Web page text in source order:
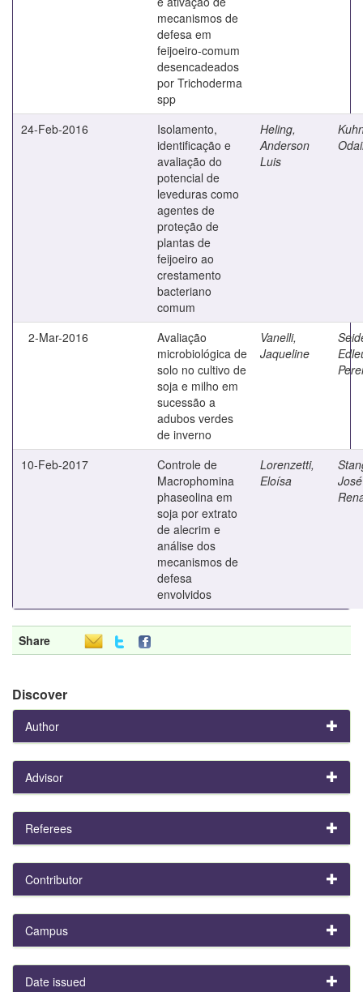
mecanismos de
defesa em
feijoeiro-comum
desencadeados
por Trichoderma
spp
24-Feb-2016
Isolamento,
identificação e
avaliação do
potencial de
leveduras como
agentes de
proteção de
plantas de
feijoeiro ao
crestamento
bacteriano
comum
Heling,
Anderson
Luis
2-Mar-2016
Avaliação
microbiológica de
solo no cultivo de
soja e milho em
sucessão a
adubos verdes
de inverno
Vanelli,
Jaqueline
10-Feb-2017
Controle de
Macrophomina
phaseolina em
soja por extrato
de alecrim e
análise dos
mecanismos de
defesa
envolvidos
Lorenzetti,
Eloísa
José
Share
Discover
Author
Advisor
Referees
Contributor
Campus
Date issued